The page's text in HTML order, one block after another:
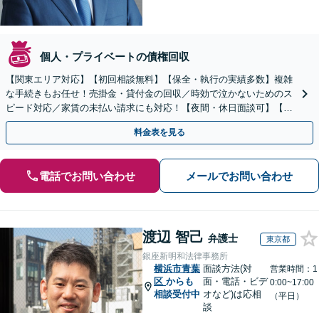
個人・プライベートの債権回収
【関東エリア対応】【初回相談無料】【保全・執行の実績多数】複雑
な手続きもお任せ！売掛金・貸付金の回収／時効で泣かないためのス
ピード対応／家賃の未払い請求にも対応！【夜間・休日面談可】【完
全個室】
料金表を見る
電話でお問い合わせ メールでお問い合わせ
渡辺 智己 弁護士 東京都
銀座新明和法律事務所
横浜市青葉
区 からも
相談受付中
面談方法(対
面・電話・ビデ
オなど)は応相
談
営業時間：1
0:00~17:00
（平日）